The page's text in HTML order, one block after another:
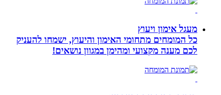
מעגל אימון ויעוץ
כל המומחים מתחומי האימון והיעוץ, ישמחו להעניק
לכם מענה מקצועי ומהימן במגוון נושאים!